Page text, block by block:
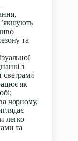
та
з
светрами
як
чорному,
легко
та